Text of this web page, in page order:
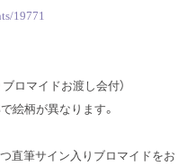
19771
ロマイドお渡し会付）
絵柄が異なります。
直筆サイン入りブロマイドをお